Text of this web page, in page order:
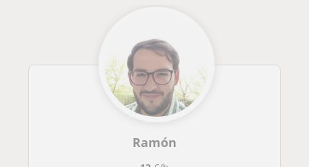
Ramón